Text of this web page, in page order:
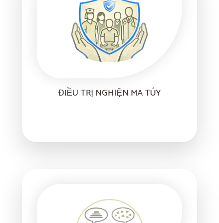
ĐIỀU TRỊ NGHIỆN MA TÚY